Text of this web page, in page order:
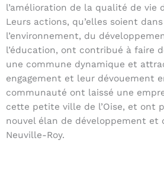
l’amélioration de la qualité de vie
Leurs actions, qu’elles soient
l’environnement, du
l’éducation, ont contribué à faire
une commune dynamique et
engagement et leur dévouement
communauté ont laissé une
cette petite ville de l’Oise, et ont
nouvel élan de développement et
Neuville-Roy.